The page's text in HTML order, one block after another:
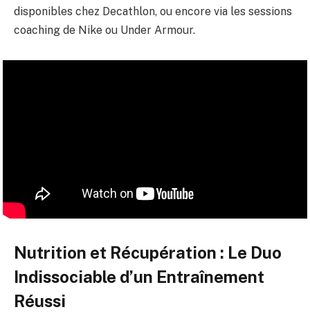
disponibles chez Decathlon, ou encore via les sessions
coaching de Nike ou Under Armour.
Nutrition et Récupération : Le Duo
Indissociable d’un Entraînement
Réussi